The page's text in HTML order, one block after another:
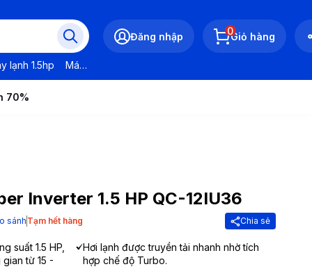
lạnh 1.5hp Máy lạnh LG
Đăng nhập 0Giỏ hàng
70%
Inverter 1.5 HP QC-12IU36
sánh Tạm hết hàng Chia sẻ
suất 1.5 HP,
từ 15 -
Hơi lạnh được truyền tải nhanh nhờ tích
hợp chế độ Turbo.